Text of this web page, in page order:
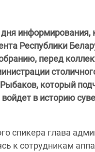
дня
Республики
перед
который
в историю
спикера глава
к сотрудникам